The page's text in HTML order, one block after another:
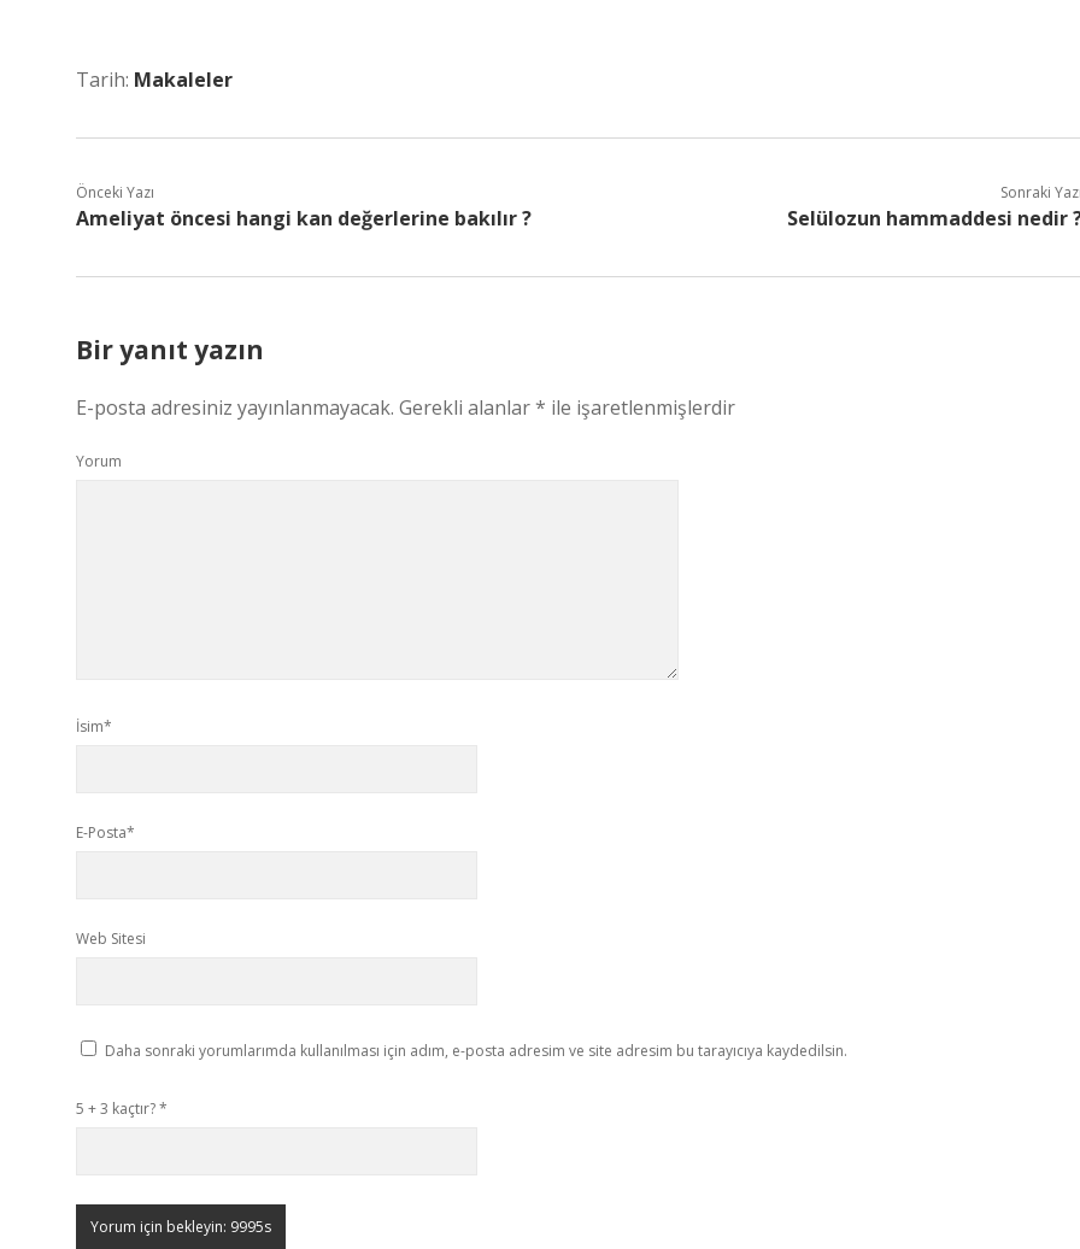
Tarih: Makaleler
Önceki Yazı
Ameliyat öncesi hangi kan değerlerine bakılır ?
Sonraki Yazı
Selülozun hammaddesi nedir
Bir yanıt yazın
E-posta adresiniz yayınlanmayacak. Gerekli alanlar* ile işaretlenmişlerdir
Yorum
İsim*
E-Posta*
Web Sitesi
Daha sonraki yorumlarımda kullanılması için adım, e-posta adresim ve site adresim bu tarayıcıya kaydedilsin.
5 + 3 kaçtır?*